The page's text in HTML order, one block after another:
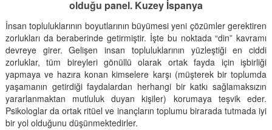
olduğu panel. Kuzey İspanya
İnsan topluluklarının boyutlarının büyümesi yeni çözümler gerektiren
zorlukları da beraberinde getirmiştir. İşte bu noktada “din” kavramı
devreye girer. Gelişen insan topluluklarının yüzleştiği en ciddi
zorluklar, tüm bireyleri gönüllü olarak ortak fayda için işbirliği
yapmaya ve hazıra konan kimselere karşı (müşterek bir toplumda
yaşamanın getirdiği faydalardan herhangi bir katkı sağlamaksızın
yararlanmaktan mutluluk duyan kişiler) korumaya teşvik eder.
Psikologlar da ortak ritüel ve inançların toplumu birarada tutmada iyi
bir yol olduğunu düşünmektedirler.